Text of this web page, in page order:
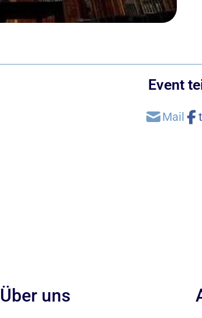
Event
Über uns